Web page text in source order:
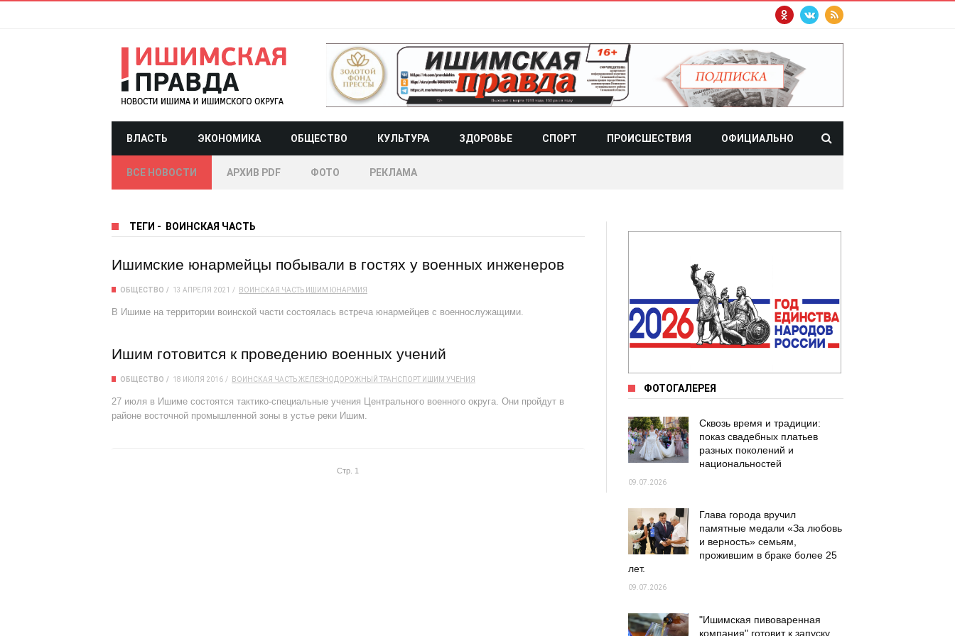
ВЛАСТЬ ЭКОНОМИКА ОБЩЕСТВО КУЛЬТУРА ЗДОРОВЬЕ СПОРТ ПРОИСШЕСТВИЯ ОФИЦИАЛЬНО
ВСЕ НОВОСТИ АРХИВ PDF ФОТО РЕКЛАМА
ТЕГИ - ВОИНСКАЯ ЧАСТЬ
Ишимские юнармейцы побывали в гостях у военных инженеров
ОБЩЕСТВО 13 АПРЕЛЯ 2021 ВОИНСКАЯ ЧАСТЬ ИШИМ ЮНАРМИЯ
В Ишиме на территории воинской части состоялась встреча юнармейцев с военнослужащими.
Ишим готовится к проведению военных учений
ОБЩЕСТВО 18 ИЮЛЯ 2016 ВОИНСКАЯ ЧАСТЬЖЕЛЕЗНОДОРОЖНЫЙ ТРАНСПОРТ ИШИМ УЧЕНИЯ
27 июля в Ишиме состоятся тактико-специальные учения Центрального военного округа. Они пройдут в
районе восточной промышленной зоны в устье реки Ишим.
Стр. 1
ФОТОГАЛЕРЕЯ
Сквозь время и традиции:
показ свадебных платьев
разных поколений и
национальностей
09.07.2026
Глава города вручил
памятные медали «За любовь
и верность» семьям,
прожившим в браке более 25
лет.
09.07.2026
"Ишимская пивоваренная
компания" готовит к запуску